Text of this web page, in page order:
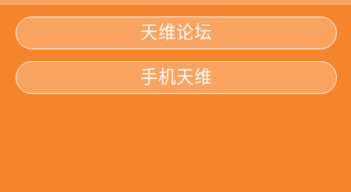
天维论坛
手机天维